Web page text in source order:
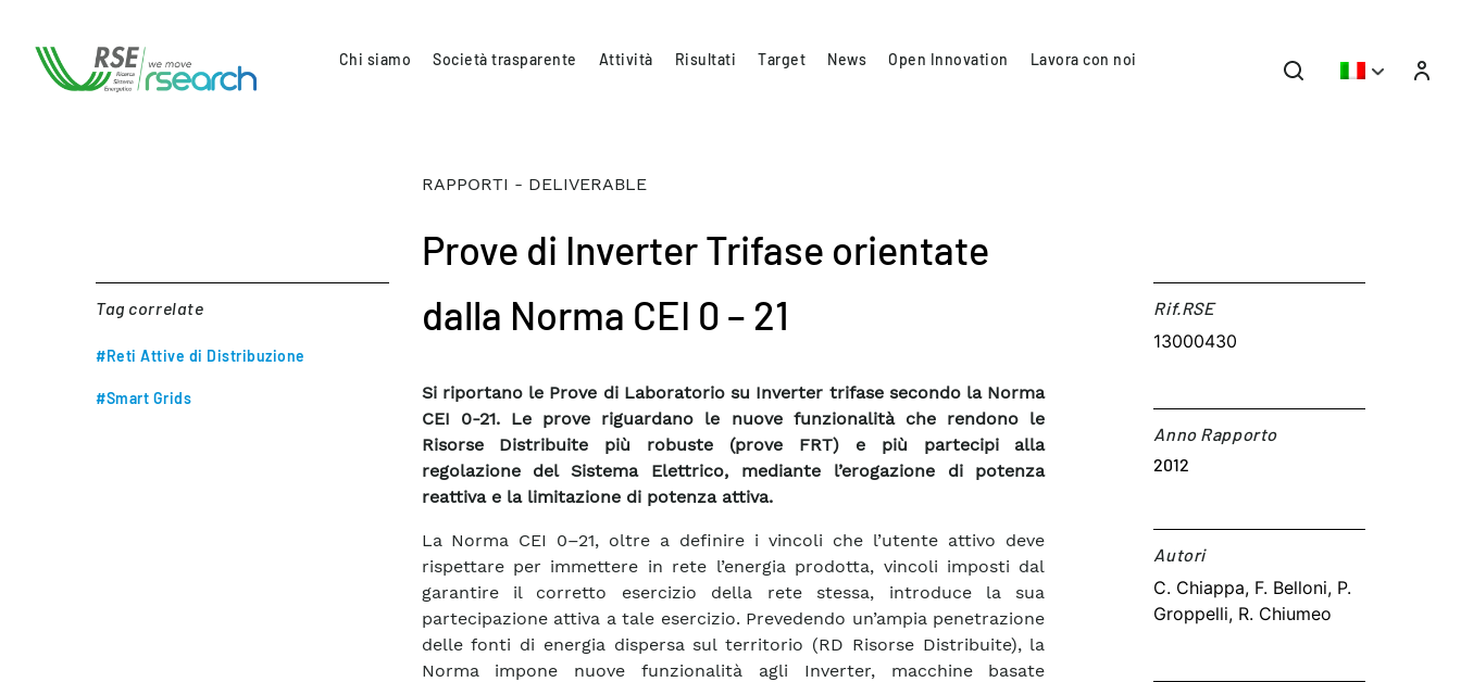
Chi siamo Società trasparente Attività Risultati Target News Open Innovation Lavora con noi
Tag correlate
#Reti Attive di Distribuzione
#Smart Grids
RAPPORTI - DELIVERABLE
Prove di Inverter Trifase orientate
dalla Norma CEI 0 – 21
Si riportano le Prove di Laboratorio su Inverter trifase secondo la Norma
CEI 0-21. Le prove riguardano le nuove funzionalità che rendono le
Risorse Distribuite più robuste (prove FRT) e più partecipi alla
regolazione del Sistema Elettrico, mediante l’erogazione di potenza
reattiva e la limitazione di potenza attiva.
La Norma CEI 0–21, oltre a definire i vincoli che l’utente attivo deve
rispettare per immettere in rete l’energia prodotta, vincoli imposti dal
garantire il corretto esercizio della rete stessa, introduce la sua
partecipazione attiva a tale esercizio. Prevedendo un’ampia penetrazione
delle fonti di energia dispersa sul territorio (RD Risorse Distribuite), la
Norma impone nuove funzionalità agli Inverter, macchine basate
Rif.RSE​
13000430
Anno Rapporto
2012
Autori​
C. Chiappa, F. Belloni, P.
Groppelli, R. Chiumeo